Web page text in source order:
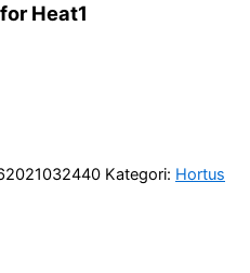
Heat1
Kategori: Hortus